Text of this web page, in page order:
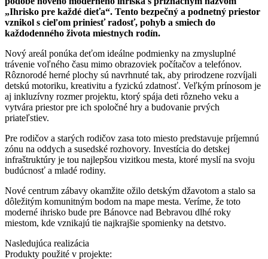
„Ihrisko pre každé dieťa“. Tento bezpečný a podnetný priestor
vznikol s cieľom priniesť radosť, pohyb a smiech do
každodenného života miestnych rodín.
Nový areál ponúka deťom ideálne podmienky na zmysluplné
trávenie voľného času mimo obrazoviek počítačov a telefónov.
Rôznorodé herné plochy sú navrhnuté tak, aby prirodzene rozvíjali
detskú motoriku, kreativitu a fyzickú zdatnosť. Veľkým prínosom je
aj inkluzívny rozmer projektu, ktorý spája deti rôzneho veku a
vytvára priestor pre ich spoločné hry a budovanie prvých
priateľstiev.
Pre rodičov a starých rodičov zasa toto miesto predstavuje príjemnú
zónu na oddych a susedské rozhovory. Investícia do detskej
infraštruktúry je tou najlepšou vizitkou mesta, ktoré myslí na svoju
budúcnosť a mladé rodiny.
Nové centrum zábavy okamžite ožilo detským džavotom a stalo sa
dôležitým komunitným bodom na mape mesta. Veríme, že toto
moderné ihrisko bude pre Bánovce nad Bebravou dlhé roky
miestom, kde vznikajú tie najkrajšie spomienky na detstvo.
Nasledujúca realizácia
Produkty použité v projekte: